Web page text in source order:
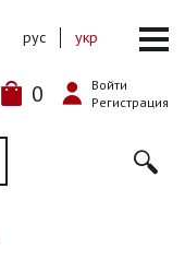
0
Войти
Регистрация
рус укр